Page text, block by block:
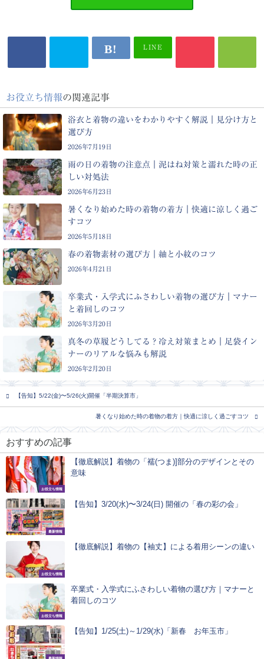
LINE
お役立ち情報の関連記事
浴衣と着物の違いをわかりやすく解説｜見分け方と
選び方
2026年7月19日
雨の日の着物の注意点｜泥はね対策と濡れた時の正
しい対処法
2026年6月23日
暑くなり始めた時の着物の着方｜快適に涼しく過ご
すコツ
2026年5月18日
春の着物素材の選び方｜紬と小紋のコツ
2026年4月21日
卒業式・入学式にふさわしい着物の選び方｜マナー
と着回しのコツ
2026年3月20日
真冬の草履どうしてる？冷え対策まとめ｜足袋イン
ナーのリアルな悩みも解説
2026年2月20日
【告知】5/22(金)〜5/26(火)開催「半期決算市」
暑くなり始めた時の着物の着方｜快適に涼しく過ごすコツ
おすすめの記事
お役立ち情報
【徹底解説】着物の「襦(つま)]部分のデザインとその
意味
最新情報
【告知】3/20(水)〜3/24(日) 開催の「春の彩の会」
お役立ち情報
【徹底解説】着物の【袖丈】による着用シーンの違い
お役立ち情報
卒業式・入学式にふさわしい着物の選び方｜マナーと
着回しのコツ
【告知】1/25(土)～1/29(水)「新春 お年玉市」